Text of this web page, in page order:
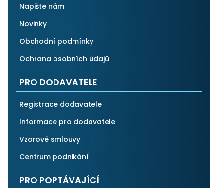
Napište nám
Novinky
Obchodní podmínky
Ochrana osobních údajů
PRO DODAVATELE
Registrace dodavatele
Informace pro dodavatele
Vzorové smlouvy
Centrum podnikání
PRO POPTÁVAJÍCÍ